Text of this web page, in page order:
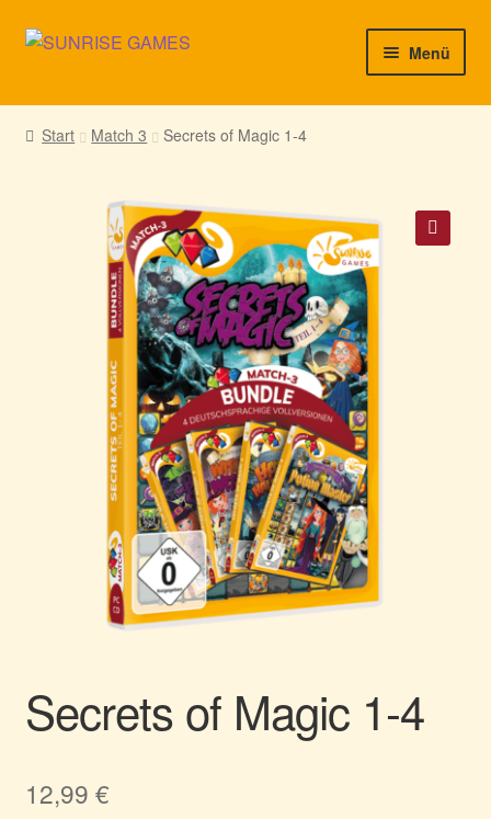
Zur
Zum
Menü
► Startseite
► Support/Hilfe
► Mein Konto
Start Match 3 Secrets of Magic 1-4
Secrets of Magic 1-4
12,99 €